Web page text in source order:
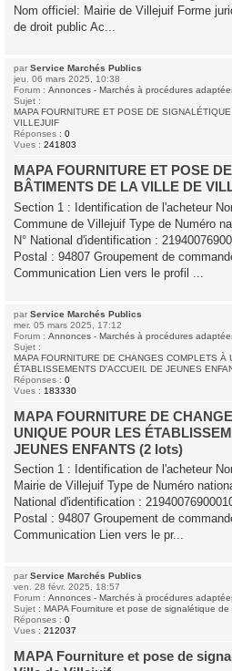
Nom officiel: Mairie de Villejuif Forme
de droit public Ac...
par Service Marchés Publics
jeu. 06 mars 2025, 10:38
Forum : Annonces - Marchés à procédures
Sujet :
MAPA FOURNITURE ET POSE DE
VILLEJUIF
Réponses : 0
Vues : 241803
MAPA FOURNITURE ET POSE
BÂTIMENTS DE LA VILLE DE
Section 1 : Identification de l'acheteur
Commune de Villejuif Type de Numéro
N° National d'identification :
Postal : 94807 Groupement de
Communication Lien vers le profil ...
par Service Marchés Publics
mer. 05 mars 2025, 17:12
Forum : Annonces - Marchés à procédures
Sujet :
MAPA FOURNITURE DE CHANGES COMPLETS À
ÉTABLISSEMENTS D'ACCUEIL DE JEUNES
Réponses : 0
Vues : 183330
MAPA FOURNITURE DE
UNIQUE POUR LES
JEUNES ENFANTS (2 lots)
Section 1 : Identification de l'acheteur
Mairie de Villejuif Type de Numéro
National d'identification :
Postal : 94807 Groupement de
Communication Lien vers le pr...
par Service Marchés Publics
ven. 28 févr. 2025, 18:57
Forum : Annonces - Marchés à procédures
Sujet : MAPA Fourniture et pose de signalétique
Réponses : 0
Vues : 212037
MAPA Fourniture et pose de